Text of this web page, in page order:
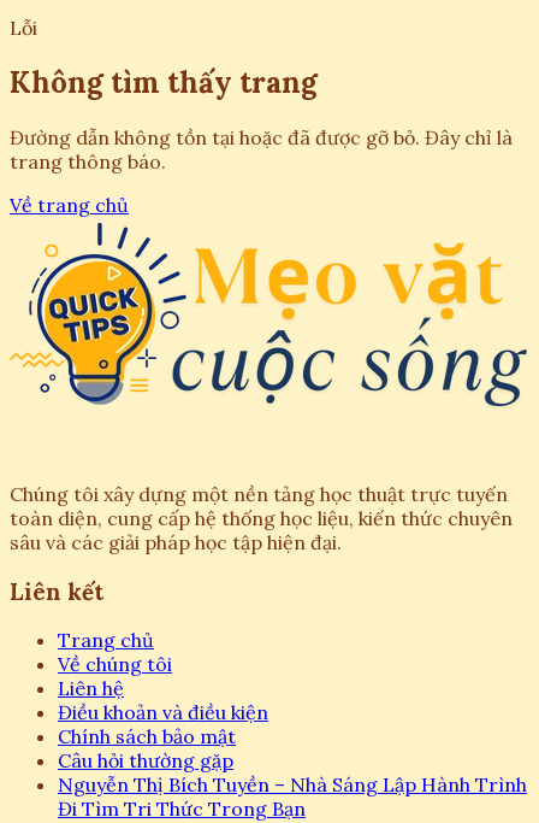
Lỗi
Không tìm thấy trang
Đường dẫn không tồn tại hoặc đã được gỡ bỏ. Đây chỉ là
trang thông báo.
Về trang chủ
Trang chủ
Tiền điện tử là gì? Cơ hội
và rủi ro đầu tư trong
tương lai
Hải Yến
•
Chúng tôi xây dựng một nền tảng học thuật trực tuyến
toàn diện, cung cấp hệ thống học liệu, kiến thức chuyên
sâu và các giải pháp học tập hiện đại.
Liên kết
Trang chủ
Về chúng tôi
Liên hệ
Điều khoản và điều kiện
Chính sách bảo mật
Câu hỏi thường gặp
Nguyễn Thị Bích Tuyền – Nhà Sáng Lập Hành Trình
Đi Tìm Tri Thức Trong Bạn